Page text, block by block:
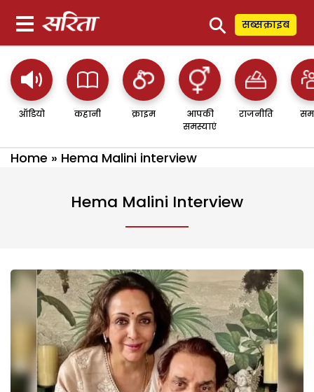
⚲ सब्सक्राइब
ऑडियो कहानी क्राइम
आपकी
समस्याएं
राजनीति
Home » Hema Malini interview
Hema Malini Interview